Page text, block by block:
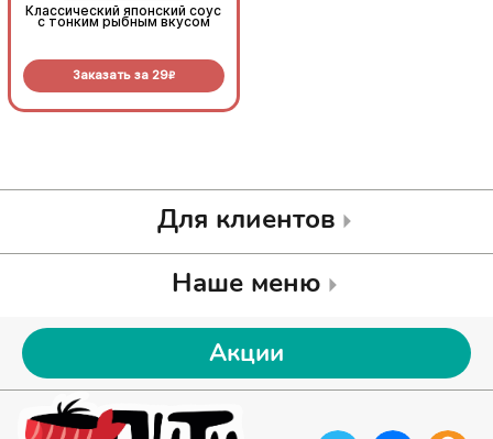
Классический японский соус
с тонким рыбным вкусом
Заказать за 29R
Для клиентов
Наше меню
Акции